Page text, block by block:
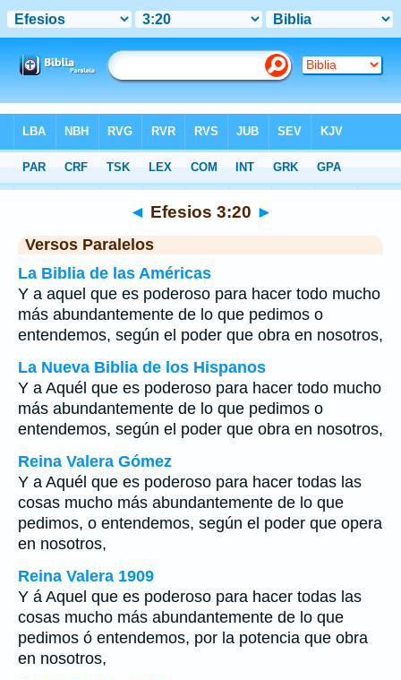
>Efesios Capítulo 3 > Verso 20
◄ Efesios 3:20 ►
Versos Paralelos
La Biblia de las Américas
Y a aquel que es poderoso para hacer todo mucho
más abundantemente de lo que pedimos o
entendemos, según el poder que obra en nosotros,
La Nueva Biblia de los Hispanos
Y a Aquél que es poderoso para hacer todo mucho
más abundantemente de lo que pedimos o
entendemos, según el poder que obra en nosotros,
Reina Valera Gómez
Y a Aquél que es poderoso para hacer todas las
cosas mucho más abundantemente de lo que
pedimos, o entendemos, según el poder que opera
en nosotros,
Reina Valera 1909
Y á Aquel que es poderoso para hacer todas las
cosas mucho más abundantemente de lo que
pedimos ó entendemos, por la potencia que obra
en nosotros,